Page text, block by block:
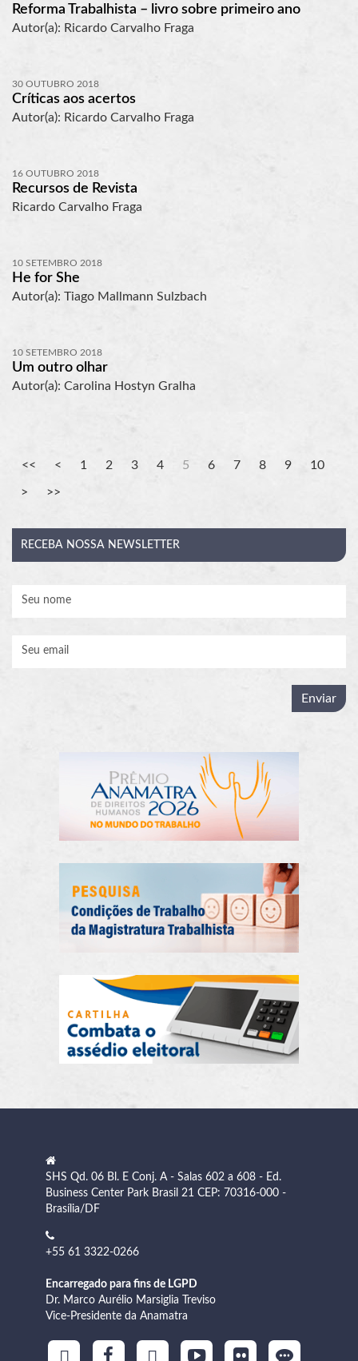
Reforma Trabalhista – livro sobre primeiro ano
Autor(a): Ricardo Carvalho Fraga
30 OUTUBRO 2018
Críticas aos acertos
Autor(a): Ricardo Carvalho Fraga
16 OUTUBRO 2018
Recursos de Revista
Ricardo Carvalho Fraga
10 SETEMBRO 2018
He for She
Autor(a): Tiago Mallmann Sulzbach
10 SETEMBRO 2018
Um outro olhar
Autor(a): Carolina Hostyn Gralha
1 2 3 4 5 6 7 8 9 10
RECEBA NOSSA NEWSLETTER
SHS Qd. 06 Bl. E Conj. A - Salas 602 a 608 - Ed.
Business Center Park Brasil 21 CEP: 70316-000 -
Brasília/DF
+55 61 3322-0266
Encarregado para fins de LGPD
Dr. Marco Aurélio Marsiglia Treviso
Vice-Presidente da Anamatra